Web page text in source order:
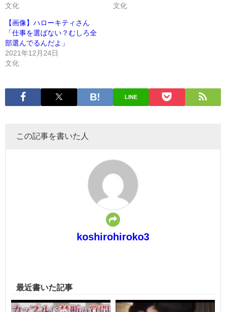
文化
文化
【画像】ハローキティさん
「仕事を選ばない？むしろ全
部選んでるんだよ」
2021年12月24日
文化
LINE
この記事を書いた人
koshirohiroko3
最近書いた記事